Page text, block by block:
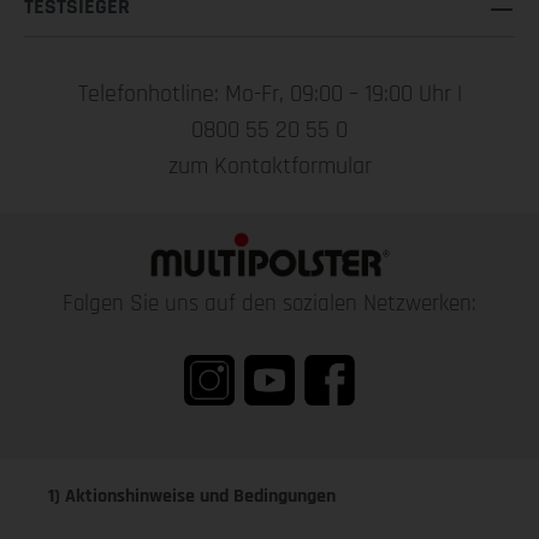
TESTSIEGER
Telefonhotline: Mo-Fr, 09:00 – 19:00 Uhr |
0800 55 20 55 0
zum Kontaktformular
Folgen Sie uns auf den sozialen Netzwerken:
1) Aktionshinweise und Bedingungen